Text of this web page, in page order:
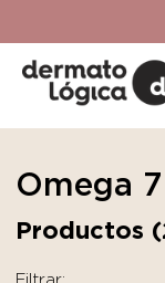
Omega 7
Productos (